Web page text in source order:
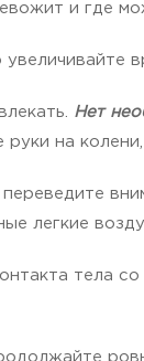
и где
Нет
на колени,
легкие
тела